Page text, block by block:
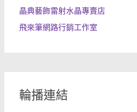
晶典藝飾雷射水晶專賣店
飛來筆網路行銷工作室
輪播連結